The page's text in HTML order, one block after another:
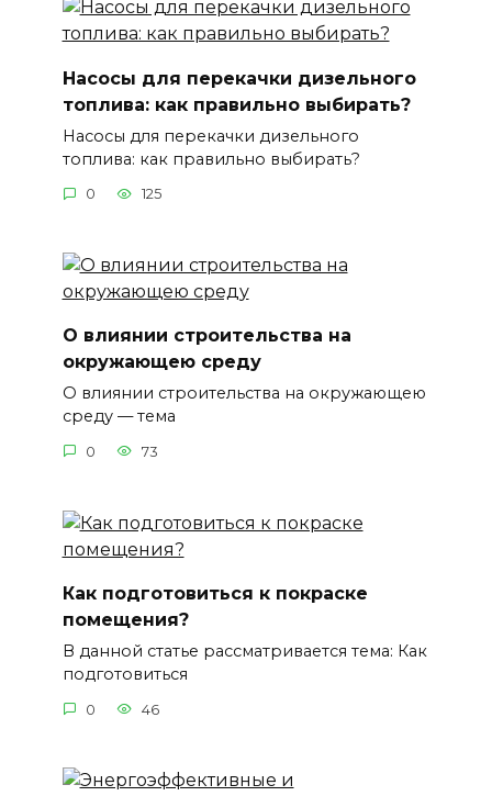
Насосы для перекачки дизельного
топлива: как правильно выбирать?
Насосы для перекачки дизельного
топлива: как правильно выбирать?
0 125
О влиянии строительства на
окружающею среду
О влиянии строительства на окружающею
среду — тема
0 73
Как подготовиться к покраске
помещения?
В данной статье рассматривается тема: Как
подготовиться
0 46